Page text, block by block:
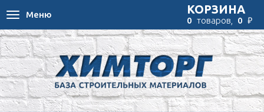
Toggle
navigation
Меню КОРЗИНА
0 товаров, 0 ₽